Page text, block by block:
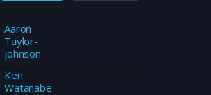
Aaron
Taylor-
johnson
Ken
Watanabe